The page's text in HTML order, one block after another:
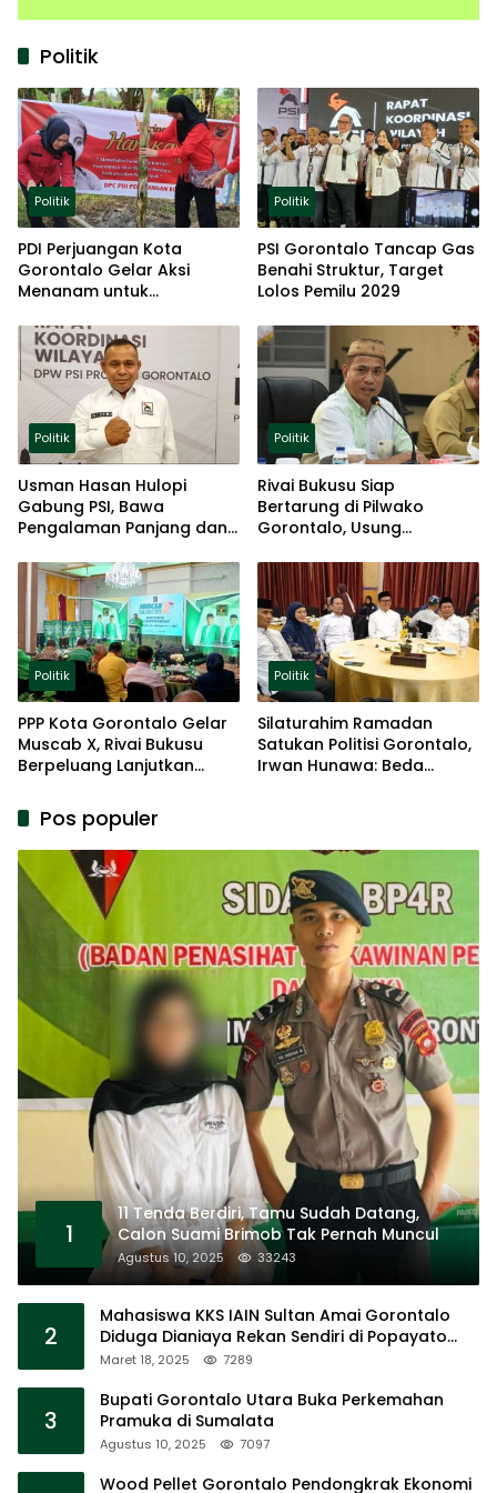
Politik
Politik
PDI Perjuangan Kota
Gorontalo Gelar Aksi
Menanam untuk
Politik
PSI Gorontalo Tancap Gas
Benahi Struktur, Target
Lolos Pemilu 2029
Politik
Usman Hasan Hulopi
Gabung PSI, Bawa
Pengalaman Panjang dan
Politik
Rivai Bukusu Siap
Bertarung di Pilwako
Gorontalo, Usung
Politik
Politik
PPP Kota Gorontalo Gelar
Muscab X, Rivai Bukusu
Berpeluang Lanjutkan
Politik
Silaturahim Ramadan
Satukan Politisi Gorontalo,
Irwan Hunawa: Beda
Pos populer
1
11 Tenda Berdiri, Tamu Sudah Datang,
Calon Suami Brimob Tak Pernah Muncul
Agustus 10, 2025 33243
2
Mahasiswa KKS IAIN Sultan Amai Gorontalo
Diduga Dianiaya Rekan Sendiri di Popayato
Barat
Maret 18, 2025 7289
3
Bupati Gorontalo Utara Buka Perkemahan
Pramuka di Sumalata
Agustus 10, 2025 7097
Wood Pellet Gorontalo Pendongkrak Ekonomi